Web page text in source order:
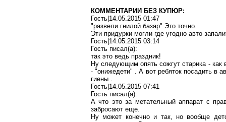
КОММЕНТАРИИ БЕЗ КУПЮР:
Гость|14.05.2015 01:47
"развели гнилой базар" Это точно.
Эти придурки могли где угодно авто
Гость|14.05.2015 03:14
Гость писал(a):
так это ведь праздник!
Ну следующим опять сожгут старика - как
- "онижедети" . А вот ребяток посадить в
гиены .
Гость|14.05.2015 07:41
Гость писал(a):
А что это за метательный аппарат с
забросают еще.
Ну может конечно и так, но вообще